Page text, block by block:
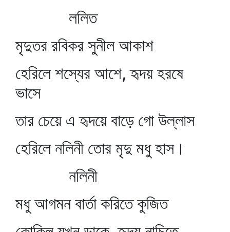
ললিত
মৃদুতর রবিকর সুনীল আকাশ
হেরিলে শস্যের আশে, হৃদয় হরষে
ভাসে
তার চেয়ে এ হৃদয়ে বাড়ে গো উল্লাস
হেরিলে নলিনী তোর মৃদু মধু হাস।
নলিনী
মধু আগমন বার্তা করিতে কুজিত